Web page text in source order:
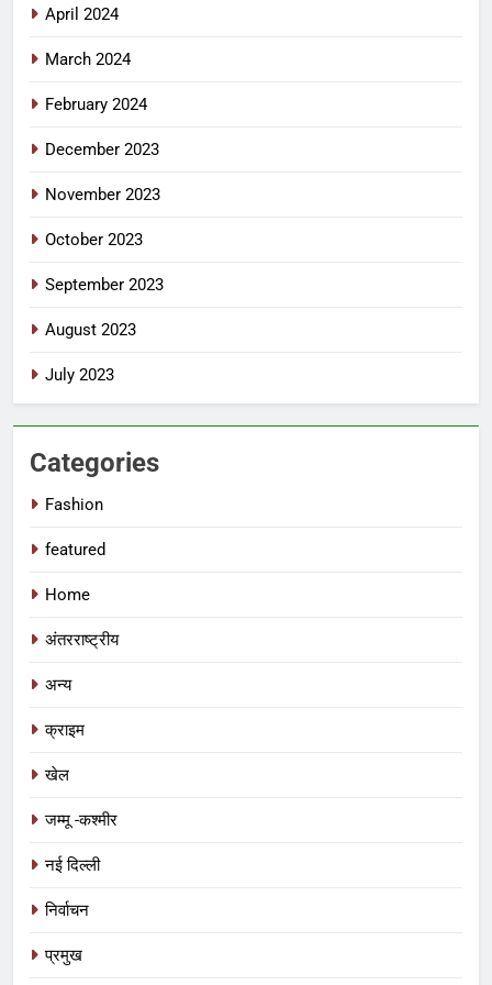
April 2024
March 2024
February 2024
December 2023
November 2023
October 2023
September 2023
August 2023
July 2023
Categories
Fashion
featured
Home
अंतरराष्ट्रीय
अन्य
क्राइम
खेल
जम्मू -कश्मीर
नई दिल्ली
निर्वाचन
प्रमुख
5